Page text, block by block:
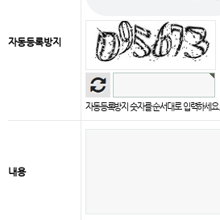
자동등록방지
자동등록방지 숫자를 순서대로 입력하세요.
내용